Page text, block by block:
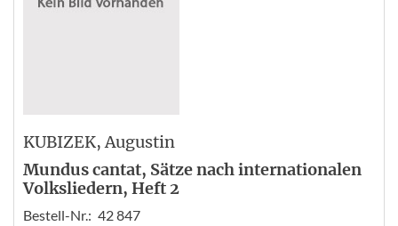
KUBIZEK, Augustin
Mundus cantat, Sätze nach internationalen
Volksliedern, Heft 2
Bestell-Nr.: 42 847